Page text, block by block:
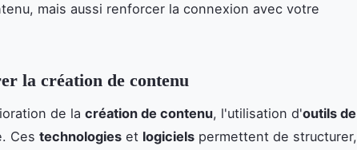
mais aussi renforcer la connexion avec votre
la création de contenu
de la création de contenu, l'utilisation d'outils de
Ces technologies et logiciels permettent de structurer,